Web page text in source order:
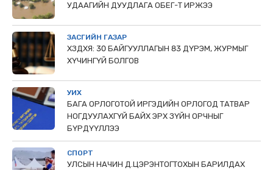
УДААГИЙН ДУУДЛАГА ОБЕГ-Т ИРЖЭЭ
ЗАСГИЙН ГАЗАР
ХЗДХЯ: 30 БАЙГУУЛЛАГЫН 83 ДҮРЭМ, ЖУРМЫГ
ХҮЧИНГҮЙ БОЛГОВ
УИХ
БАГА ОРЛОГОТОЙ ИРГЭДИЙН ОРЛОГОД ТАТВАР
НОГДУУЛАХГҮЙ БАЙХ ЭРХ ЗҮЙН ОРЧНЫГ
БҮРДҮҮЛЛЭЭ
СПОРТ
УЛСЫН НАЧИН Д.ЦЭРЭНТОГТОХЫН БАРИЛДАХ